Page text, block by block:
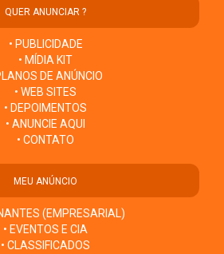
QUER ANUNCIAR ?
• PUBLICIDADE
• MÍDIA KIT
DE ANÚNCIO
• WEB SITES
• DEPOIMENTOS
• ANUNCIE AQUI
• CONTATO
MEU ANÚNCIO
(EMPRESARIAL)
• EVENTOS E CIA
• CLASSIFICADOS